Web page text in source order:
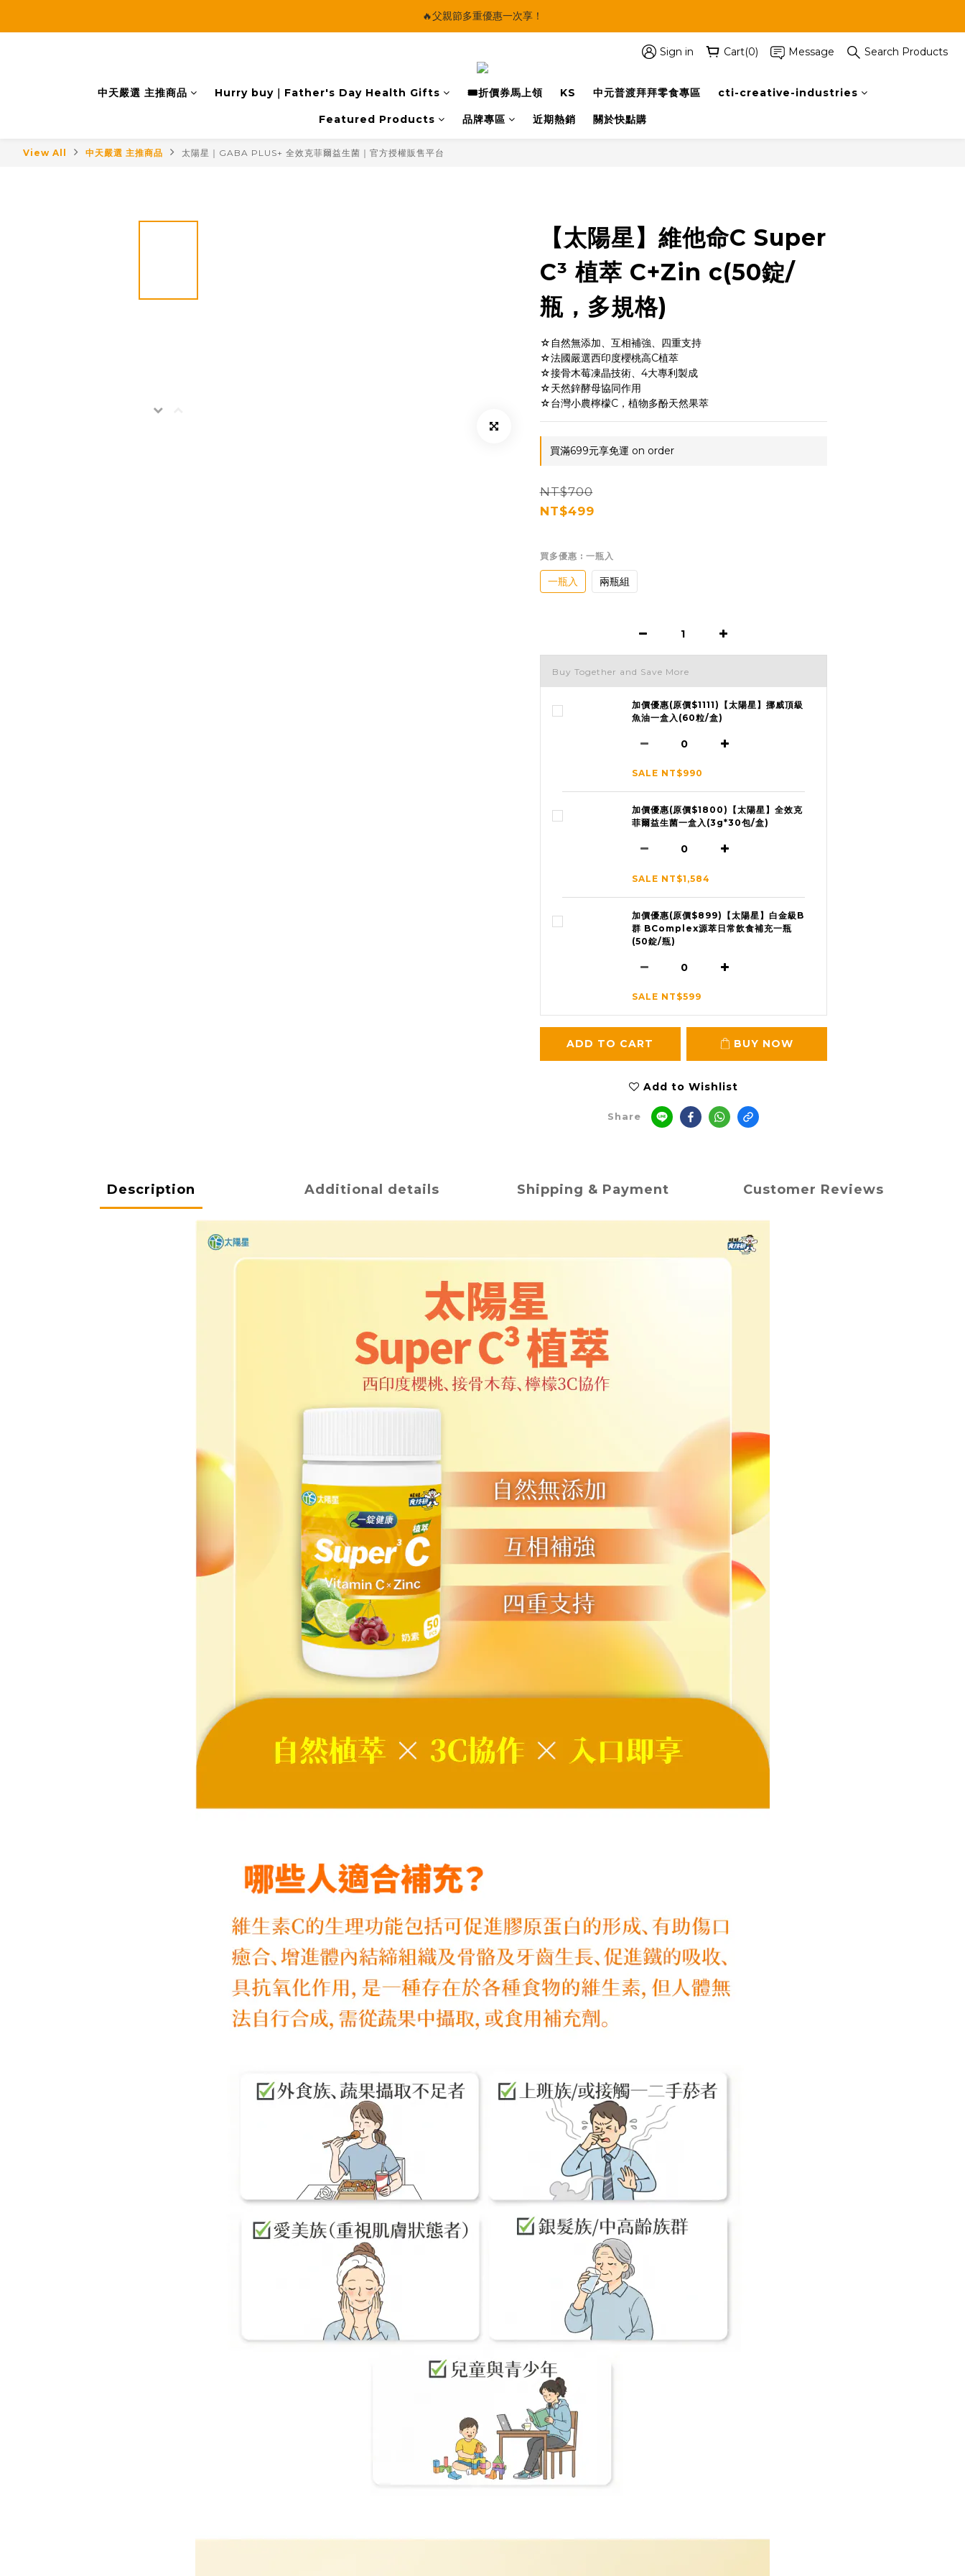
🔥父親節多重優惠一次享！
🔥父親節多重優惠一次享！
🔥父親節多重優惠一次享！
Sign in Cart(0) Message Search Products
中天嚴選 主推商品 Hurry buy｜Father's Day Health Gifts 🎟️折價券馬上領 KS 中元普渡拜拜零食專區 cti-creative-industries
Featured Products 品牌專區 近期熱銷 關於快點購
View All 中天嚴選 主推商品 太陽星｜GABA PLUS+ 全效克菲爾益生菌｜官方授權販售平台
【太陽星】維他命C Super
C³ 植萃 C+Zin c(50錠/
瓶，多規格)
☆自然無添加、互相補強、四重支持
☆法國嚴選西印度櫻桃高C植萃
☆接骨木莓凍晶技術、4大專利製成
☆天然鋅酵母協同作用
☆台灣小農檸檬C，植物多酚天然果萃
買滿699元享免運 on order
NT$700
NT$499
買多優惠 : 一瓶入
一瓶入 兩瓶組
Buy Together and Save More
加價優惠(原價$1111)【太陽星】挪威頂級
魚油一盒入(60粒/盒)
SALE NT$990
加價優惠(原價$1800)【太陽星】全效克
菲爾益生菌一盒入(3g*30包/盒)
SALE NT$1,584
加價優惠(原價$899)【太陽星】白金級B
群 BComplex源萃日常飲食補充一瓶
(50錠/瓶)
SALE NT$599
ADD TO CART BUY NOW
Add to Wishlist
Share
Description Additional details Shipping & Payment Customer Reviews